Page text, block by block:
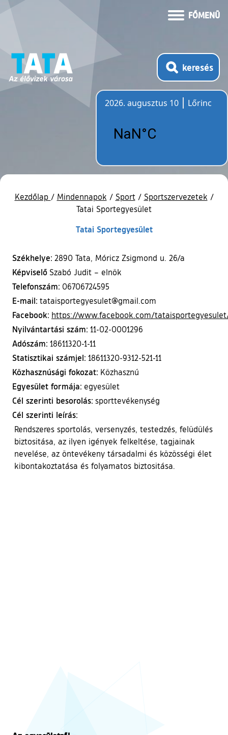
FŐMENÜ
keresés
2026. augusztus 10
Lőrinc
Kezdőlap / Mindennapok / Sport / Sportszervezetek /
Tatai Sportegyesület
Tatai Sportegyesület
Székhelye: 2890 Tata, Móricz Zsigmond u. 26/a
Képviselő Szabó Judit – elnök
Telefonszám: 06706724595
E-mail: tataisportegyesulet@gmail.com
Facebook: https://www.facebook.com/
Nyilvántartási szám: 11-02-0001296
Adószám: 18611320-1-11
Statisztikai számjel: 18611320-9312-521-11
Közhasznúsági fokozat: Közhasznú
Egyesület formája: egyesület
Cél szerinti besorolás: sporttevékenység
Cél szerinti leírás:
Rendszeres sportolás, versenyzés, testedzés, felüdülés
biztositása, az ilyen igények felkeltése, tagjainak
nevelése, az öntevékeny társadalmi és közösségi élet
kibontakoztatása és folyamatos biztositása.